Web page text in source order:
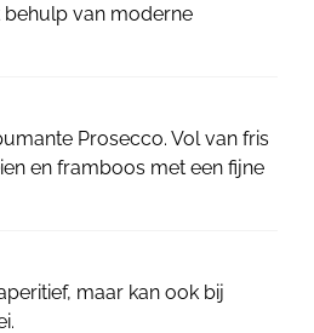
van moderne
Prosecco. Vol van fris
en framboos met een fijne
maar kan ook bij